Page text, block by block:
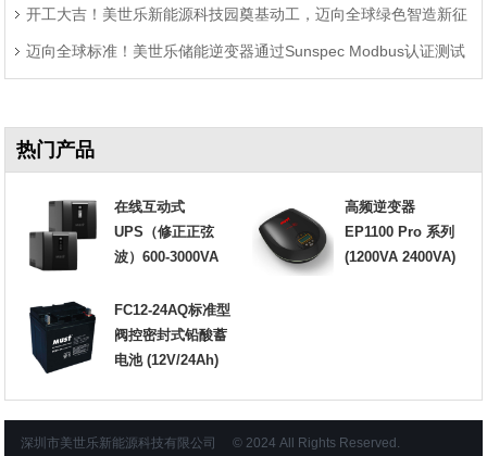
开工大吉！美世乐新能源科技园奠基动工，迈向全球绿色智造新征
程 迈向全球标准！美世乐储能逆变器通过Sunspec Modbus认证测试
热门产品
在线互动式
UPS（修正正弦
波）600-3000VA
高频逆变器
EP1100 Pro 系列
(1200VA 2400VA)
FC12-24AQ标准型
阀控密封式铅酸蓄
电池 (12V/24Ah)
深圳市美世乐新能源科技有限公司 © 2024 All Rights Reserved.